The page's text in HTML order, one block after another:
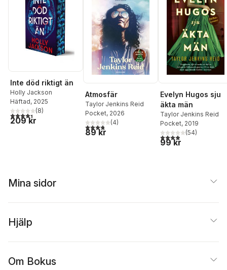
Inte död riktigt än
Holly Jackson
Häftad, 2025
4,4utav 5 stjärnor. Totalt antal röster:
(8)
209 kr
Atmosfär
Taylor Jenkins Reid
Pocket, 2026
3,8utav 5 stjärnor. Totalt antal röster:
(4)
89 kr
Evelyn Hugos sju
äkta män
Taylor Jenkins Reid
Pocket, 2019
3,9utav 5 stjärnor.
(54)
99 kr
Mina sidor
Hjälp
Om Bokus